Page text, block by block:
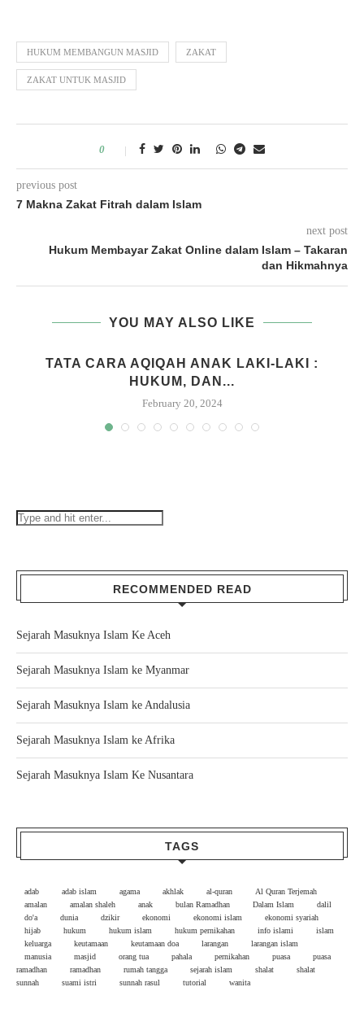
HUKUM MEMBANGUN MASJID ZAKAT
ZAKAT UNTUK MASJID
0
previous post
7 Makna Zakat Fitrah dalam Islam
next post
Hukum Membayar Zakat Online dalam Islam – Takaran
dan Hikmahnya
YOU MAY ALSO LIKE
TATA CARA AQIQAH ANAK LAKI-LAKI :
HUKUM, DAN...
February 20, 2024
RECOMMENDED READ
Sejarah Masuknya Islam Ke Aceh
Sejarah Masuknya Islam ke Myanmar
Sejarah Masuknya Islam ke Andalusia
Sejarah Masuknya Islam ke Afrika
Sejarah Masuknya Islam Ke Nusantara
TAGS
adab adab islam agama akhlak al-quran
Al Quran Terjemah
amalan
amalan shaleh anak bulan Ramadhan Dalam Islam
dalil
do'a
dunia dzikir ekonomi ekonomi islam
ekonomi syariah
hijab
hukum hukum islam hukum pernikahan info islami
islam
keluarga
keutamaan keutamaan doa larangan
larangan islam
manusia
masjid orang tua pahala pernikahan puasa
puasa
ramadhan
ramadhan rumah tangga sejarah islam shalat
shalat
sunnah
suami istri sunnah rasul tutorial wanita